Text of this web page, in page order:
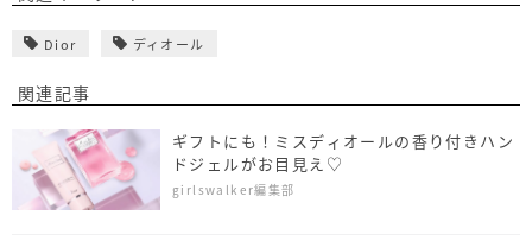
Dior ディオール
関連記事
ギフトにも！ミスディオールの香り付きハン
ドジェルがお目見え♡
girlswalker編集部